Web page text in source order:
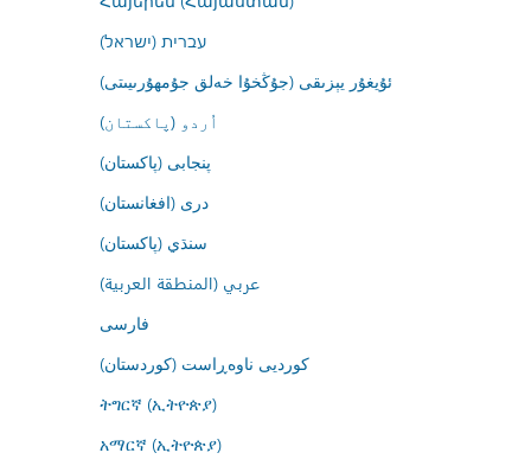
עברית (ישראל)
ئۇيغۇر يېزىقى (جۇڭخۇا خەلق جۇمھۇرىيىتى)
اُردو (پاکستان)
پنجابی (پاکستان)
درى (افغانستان)
سنڌي (پاکستان)
عربي (المنطقة العربية)
فارسى
کوردیی ناوەڕاست (کوردستان)
ትግርኛ (ኢትዮጵያ)
አማርኛ (ኢትዮጵያ)